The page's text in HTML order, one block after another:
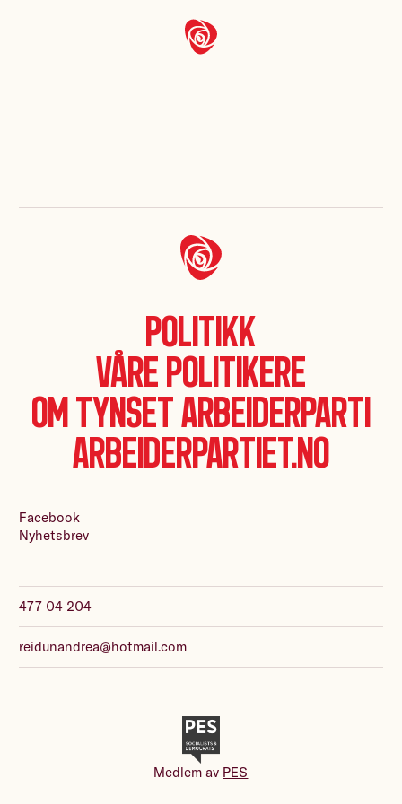
Politikk
Våre politikere
Om Tynset Arbeiderparti
Arbeiderpartiet.no
477 04 204
reidunandrea@hotmail.com
Facebook
Nyhetsbrev
Medlem av PES